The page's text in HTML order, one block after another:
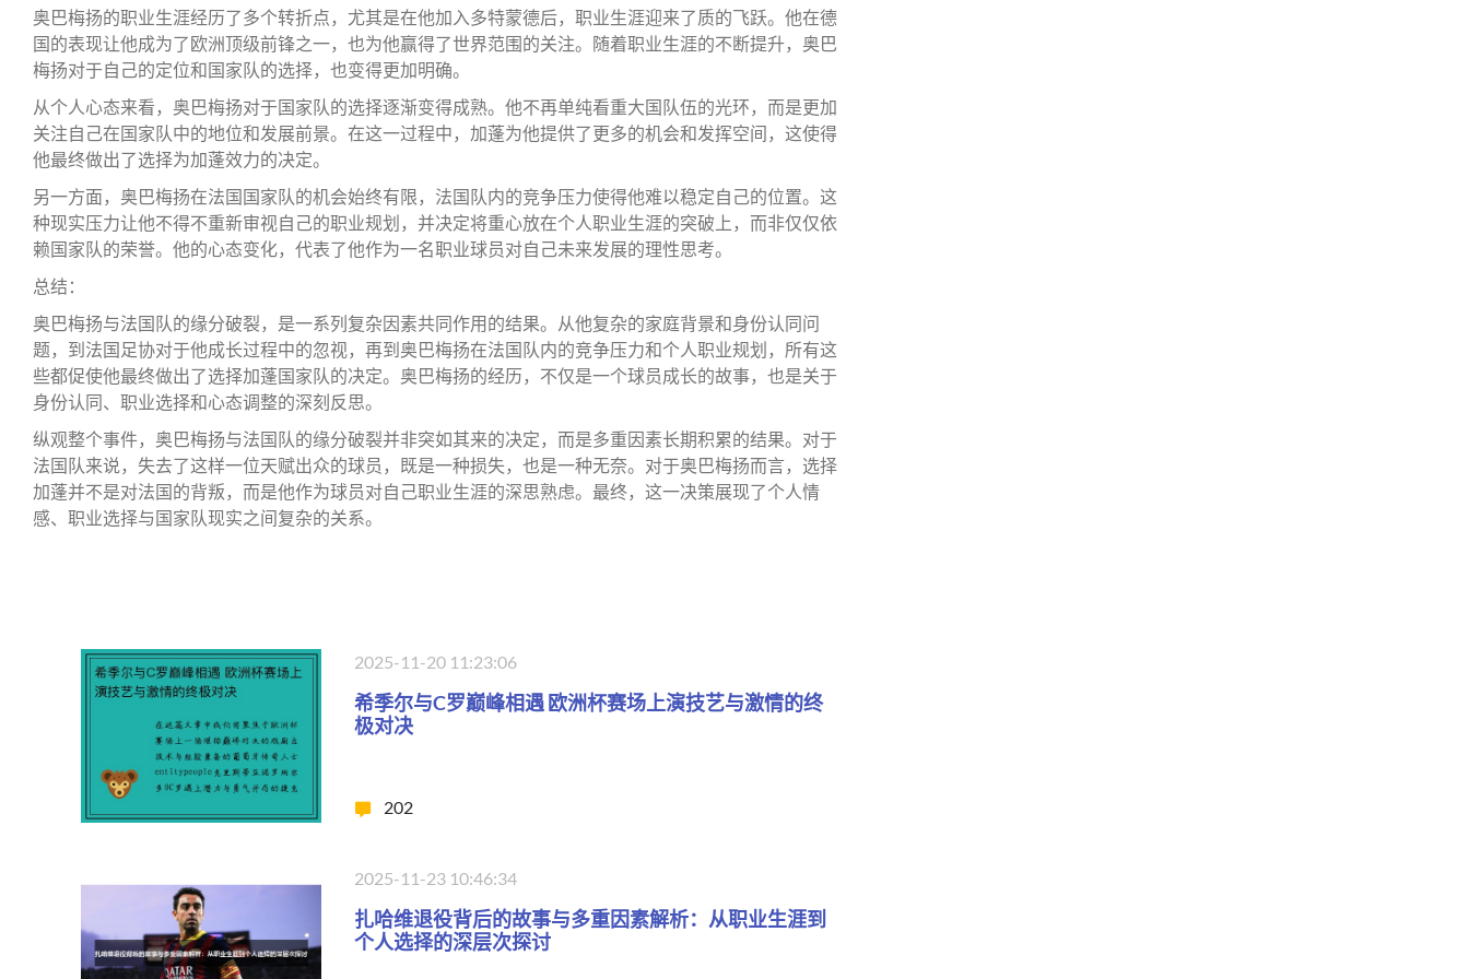
奥巴梅扬的职业生涯经历了多个转折点，尤其是在他加入多特蒙德后，职业生涯迎来了质的飞跃。他在德
国的表现让他成为了欧洲顶级前锋之一，也为他赢得了世界范围的关注。随着职业生涯的不断提升，奥巴
梅扬对于自己的定位和国家队的选择，也变得更加明确。
从个人心态来看，奥巴梅扬对于国家队的选择逐渐变得成熟。他不再单纯看重大国队伍的光环，而是更加
关注自己在国家队中的地位和发展前景。在这一过程中，加蓬为他提供了更多的机会和发挥空间，这使得
他最终做出了选择为加蓬效力的决定。
另一方面，奥巴梅扬在法国国家队的机会始终有限，法国队内的竞争压力使得他难以稳定自己的位置。这
种现实压力让他不得不重新审视自己的职业规划，并决定将重心放在个人职业生涯的突破上，而非仅仅依
赖国家队的荣誉。他的心态变化，代表了他作为一名职业球员对自己未来发展的理性思考。
总结：
奥巴梅扬与法国队的缘分破裂，是一系列复杂因素共同作用的结果。从他复杂的家庭背景和身份认同问
题，到法国足协对于他成长过程中的忽视，再到奥巴梅扬在法国队内的竞争压力和个人职业规划，所有这
些都促使他最终做出了选择加蓬国家队的决定。奥巴梅扬的经历，不仅是一个球员成长的故事，也是关于
身份认同、职业选择和心态调整的深刻反思。
纵观整个事件，奥巴梅扬与法国队的缘分破裂并非突如其来的决定，而是多重因素长期积累的结果。对于
法国队来说，失去了这样一位天赋出众的球员，既是一种损失，也是一种无奈。对于奥巴梅扬而言，选择
加蓬并不是对法国的背叛，而是他作为球员对自己职业生涯的深思熟虑。最终，这一决策展现了个人情
感、职业选择与国家队现实之间复杂的关系。
2025-11-20 11:23:06
希季尔与C罗巅峰相遇 欧洲杯赛场上演技艺与激情的终
极对决
202
2025-11-23 10:46:34
扎哈维退役背后的故事与多重因素解析：从职业生涯到
个人选择的深层次探讨